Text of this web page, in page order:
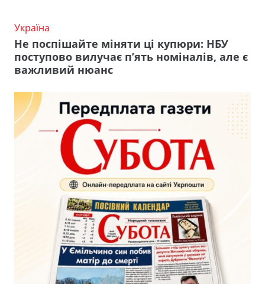
Україна
Не поспішайте міняти ці купюри: НБУ
поступово вилучає п’ять номіналів, але є
важливий нюанс